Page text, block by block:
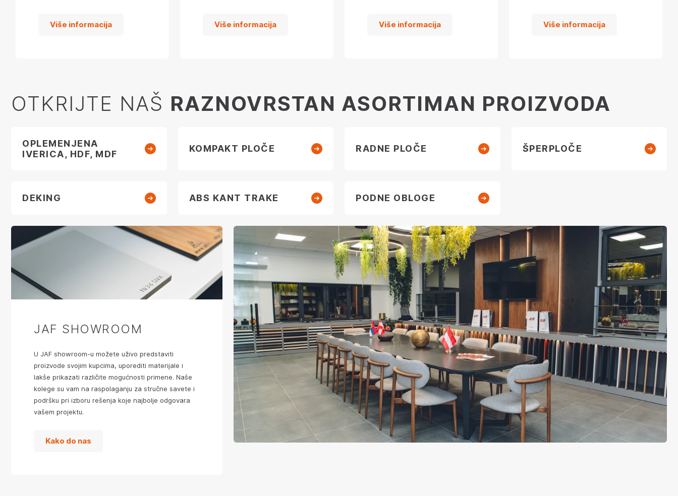
Više informacija Više informacija Više informacija Više informacija
OTKRIJTE NAŠ RAZNOVRSTAN ASORTIMAN PROIZVODA
OPLEMENJENA
IVERICA, HDF, MDF
KOMPAKT PLOČE RADNE PLOČE ŠPERPLOČE
DEKING ABS KANT TRAKE PODNE OBLOGE
JAF SHOWROOM
U JAF showroom-u možete uživo predstaviti
proizvode svojim kupcima, uporediti materijale i
lakše prikazati različite mogućnosti primene. Naše
kolege su vam na raspolaganju za stručne savete i
podršku pri izboru rešenja koje najbolje odgovara
vašem projektu.
Kako do nas